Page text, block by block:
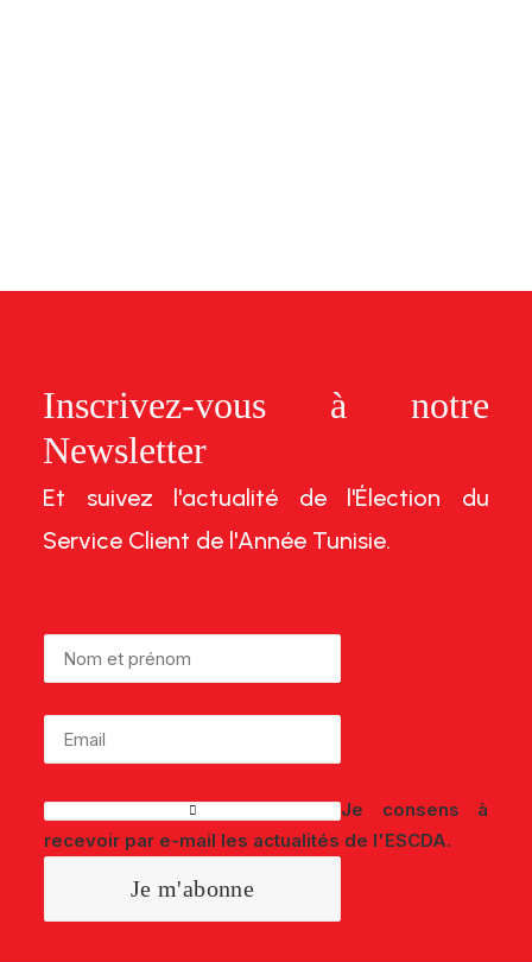
Inscrivez-vous à notre
Newsletter
Et suivez l'actualité de l'Élection du
Service Client de l'Année Tunisie.
Je consens à
recevoir par e-mail les actualités de l'ESCDA.